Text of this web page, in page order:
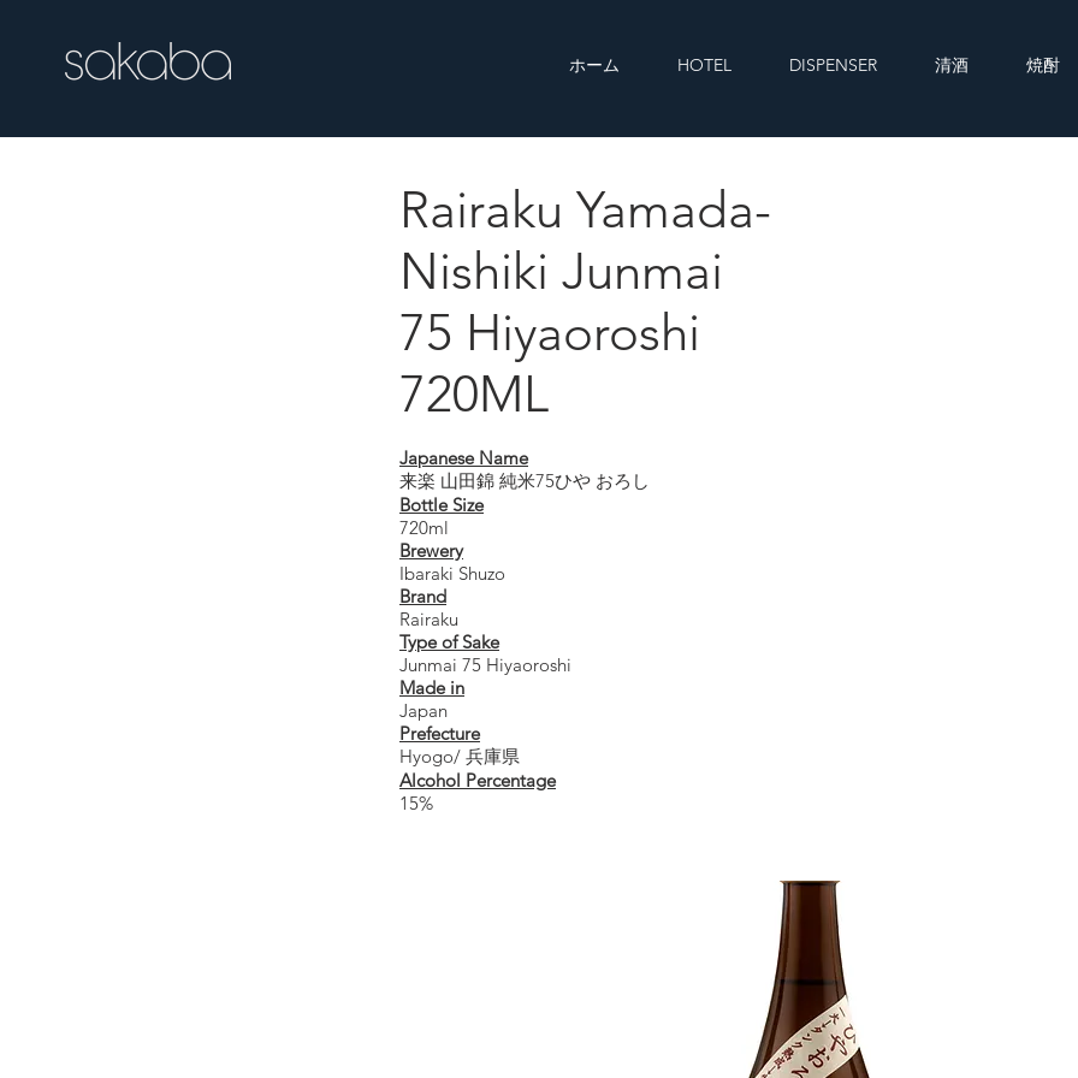
ホーム HOTEL DISPENSER 清酒 焼酎
Rairaku Yamada-Nishiki Junmai 75 Hiyaoroshi 720ML
Rairaku Yamada-
Nishiki Junmai
75 Hiyaoroshi
720ML
Japanese Name
来楽 山田錦 純米75ひや おろし
Bottle Size
720ml
Brewery
Ibaraki Shuzo
Brand
Rairaku
Type of Sake
Junmai 75 Hiyaoroshi
Made in
Japan
Prefecture
Hyogo/ 兵庫県
Alcohol Percentage
15%